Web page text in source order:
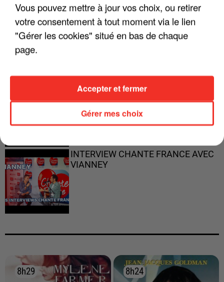
"ON N'EST PAS DES PARENTS
PARFAITS"
"JE RESPIRE MIEUX SUR SCÈNE" -
CALOGERO
INTERVIEW CHANTE FRANCE AVEC
VIANNEY
8h29
8h29 8h24
8h24
Vous pouvez mettre à jour vos choix, ou retirer
votre consentement à tout moment via le lien
"Gérer les cookies" situé en bas de chaque
page.
Gérer mes choix
Accepter et fermer